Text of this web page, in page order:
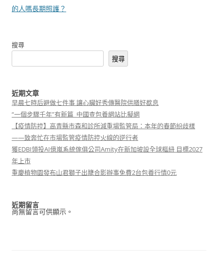
章
的人嗎長期照護？
搜尋
搜尋
近期文章
早晨七時后避做七件事 讓心臟好秀傳醫院供膳好歇息
“一個步驟千年”有新篇_中國查包養網站比擬網
【疫情防控】高青縣市森和診所減重場監管局：本年的春節紛歧樣
——致奔忙在市場監管疫情防控火線的逆行者
獲EDBI領投AI億嵐系統傢俱公司Amity在新加坡設全球樞紐 目標2027
年上市
重慶植物園發布山君獅子出籠合影辦事免費2台包養行情0元
近期留言
尚無留言可供顯示。